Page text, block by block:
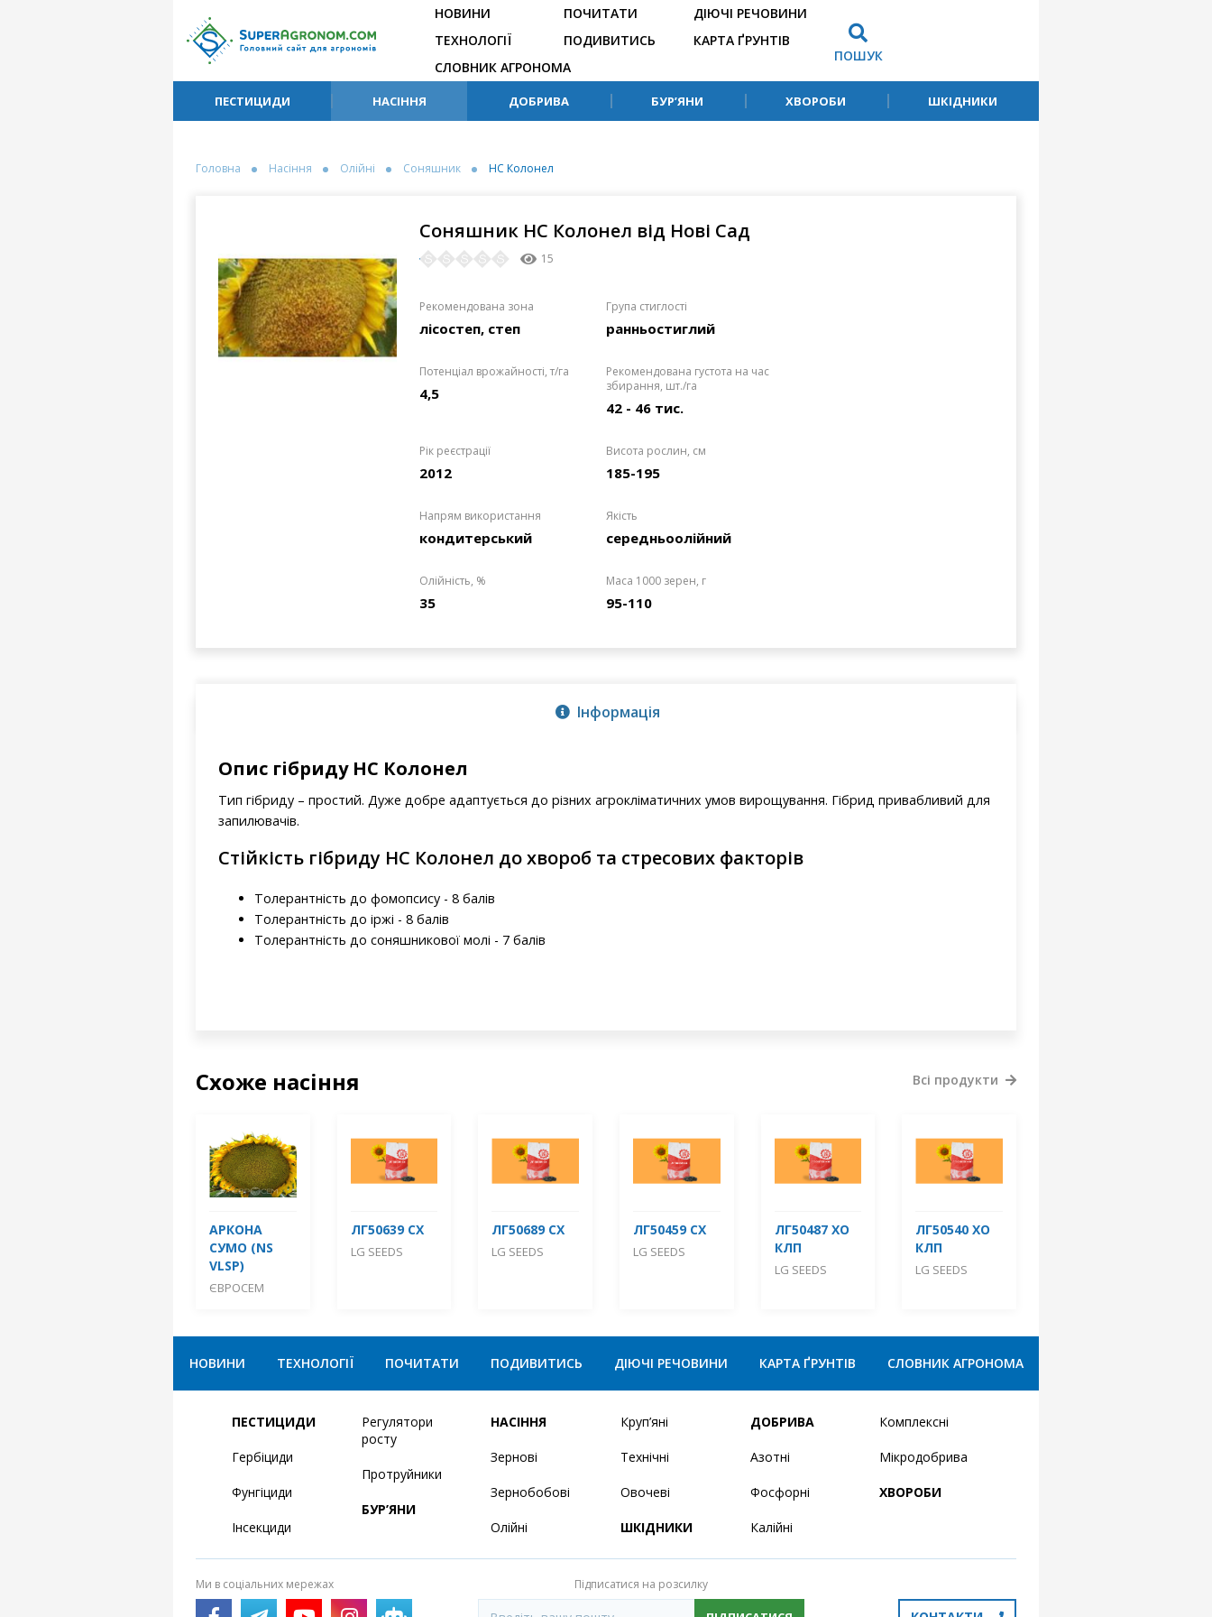
НОВИНИ
ТЕХНОЛОГІЇ
ПОЧИТАТИ
ПОДИВИТИСЬ
ДІЮЧІ РЕЧОВИНИ
КАРТА ҐРУНТІВ
СЛОВНИК АГРОНОМА
ПОШУК
ПЕСТИЦИДИ НАСІННЯ ДОБРИВА БУР’ЯНИ ХВОРОБИ ШКІДНИКИ
Головна Насіння Олійні Соняшник НС Колонел
Соняшник НС Колонел від Нові Сад
15
Рекомендована зона
лісостеп, степ
Група стиглості
ранньостиглий
Потенціал врожайності, т/га
4,5
Рекомендована густота на час
збирання, шт./га
42 - 46 тис.
Рік реєстрації
2012
Висота рослин, см
185-195
Напрям використання
кондитерський
Якість
середньоолійний
Олійність, %
35
Маса 1000 зерен, г
95-110
Інформація
Опис гібриду НС Колонел
Тип гібриду – простий. Дуже добре адаптується до різних агрокліматичних умов вирощування. Гібрид привабливий для
запилювачів.
Стійкість гібриду НС Колонел до хвороб та стресових факторів
Толерантність до фомопсису - 8 балів
Толерантність до іржі - 8 балів
Толерантність до соняшникової молі - 7 балів
Схоже насіння
АРКОНА
СУМО (NS
VLSP)
ЄВРОСЕМ
ЛГ50639 СХ
LG SEEDS
ЛГ50689 СХ
LG SEEDS
ЛГ50459 СХ
LG SEEDS
ЛГ50487 ХО
КЛП
LG SEEDS
ЛГ50540 ХО
КЛП
LG SEEDS
Всі продукти
НОВИНИ ТЕХНОЛОГІЇ ПОЧИТАТИ ПОДИВИТИСЬ ДІЮЧІ РЕЧОВИНИ КАРТА ҐРУНТІВ СЛОВНИК АГРОНОМА
ПЕСТИЦИДИ
Гербіциди
Фунгіциди
Інсекциди
Регулятори
росту
Протруйники
БУР’ЯНИ
НАСІННЯ
Зернові
Зернобобові
Олійні
Круп’яні
Технічні
Овочеві
ШКІДНИКИ
ДОБРИВА
Азотні
Фосфорні
Калійні
Комплексні
Мікродобрива
ХВОРОБИ
Ми в соціальних мережах Підписатися на розсилку